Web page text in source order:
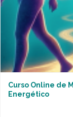
Curso Online de
Energético